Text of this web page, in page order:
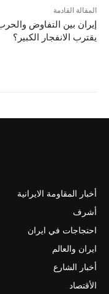
المقالة القادمة
إيران بين التفاوض
يقترب الانفجار الكبير؟
أخبار المقاومة الايرانية
أشرف
احتجاجات في ايران
ايران والعالم
أخبار الشارع
الأقتصاد